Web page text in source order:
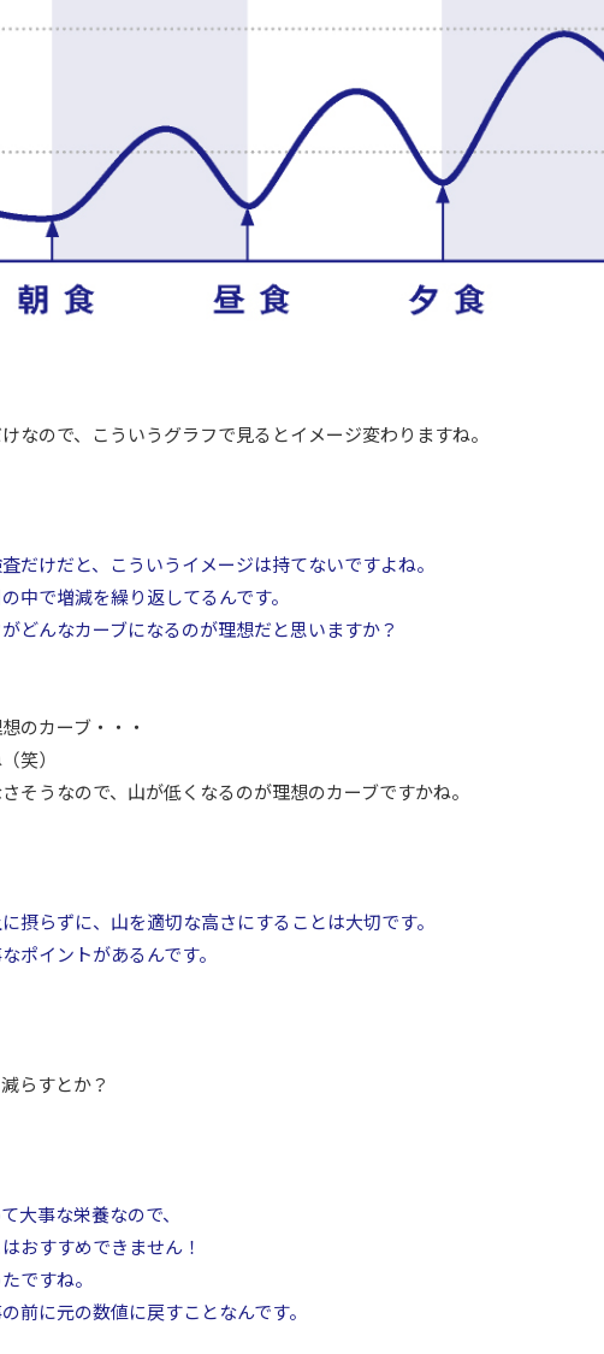
なので、こういうグラフで見るとイメージ変わりますね。
だけだと、こういうイメージは持てないですよね。
中で増減を繰り返してるんです。
どんなカーブになるのが理想だと思いますか？
のカーブ・・・
笑）
そうなので、山が低くなるのが理想のカーブですかね。
摂らずに、山を適切な高さにすることは大切です。
ポイントがあるんです。
らすとか？
大事な栄養なので、
おすすめできません！
ですね。
前に元の数値に戻すことなんです。